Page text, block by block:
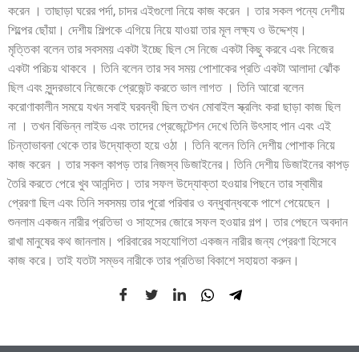
করেন । তাছাড়া ঘরের পর্দা, চাদর এইগুলো নিয়ে কাজ করেন । তার সকল পন্যে দেশীয়
শিল্পের ছোঁয়া। দেশীয় শিল্পকে এগিয়ে নিয়ে যাওয়া তার মূল লক্ষ্য ও উদ্দেশ্য।
মৃত্তিকা বলেন তার সবসময় একটা ইচ্ছে ছিল সে নিজে একটা কিছু করবে এবং নিজের
একটা পরিচয় থাকবে । তিনি বলেন তার সব সময় পোশাকের প্রতি একটা আলাদা ঝোঁক
ছিল এবং সুন্দরভাবে নিজেকে প্রেজেন্ট করতে ভাল লাগত । তিনি আরো বলেন
করোণাকালীন সময়ে যখন সবাই ঘরবন্ধী ছিল তখন মোবাইল স্ক্রলিং করা ছাড়া কাজ ছিল
না । তখন বিভিন্ন লাইভ এবং তাদের প্রেজেন্টেশন দেখে তিনি উৎসাহ পান এবং এই
চিন্তাভাবনা থেকে তার উদ্যোক্তা হয়ে ওঠা । তিনি বলেন তিনি দেশীয় পোশাক নিয়ে
কাজ করেন । তার সকল কাপড় তার নিজস্ব ডিজাইনের। তিনি দেশীয় ডিজাইনের কাপড়
তৈরি করতে পেরে খুব আনন্দিত। তার সফল উদ্যোক্তা হওয়ার পিছনে তার স্বামীর
প্রেরণা ছিল এবং তিনি সবসময় তার পুরো পরিবার ও বন্ধুবান্ধবকে পাশে পেয়েছেন ।
শুনলাম একজন নারীর প্রতিভা ও সাহসের জোরে সফল হওয়ার গল্প। তার পেছনে অবদান
রাখা মানুষের কথ জানলাম। পরিবারের সহযোগিতা একজন নারীর জন্য প্রেরণা হিসেবে
কাজ করে। তাই যতটা সম্ভব নারীকে তার প্রতিভা বিকাশে সহায়তা করুন।